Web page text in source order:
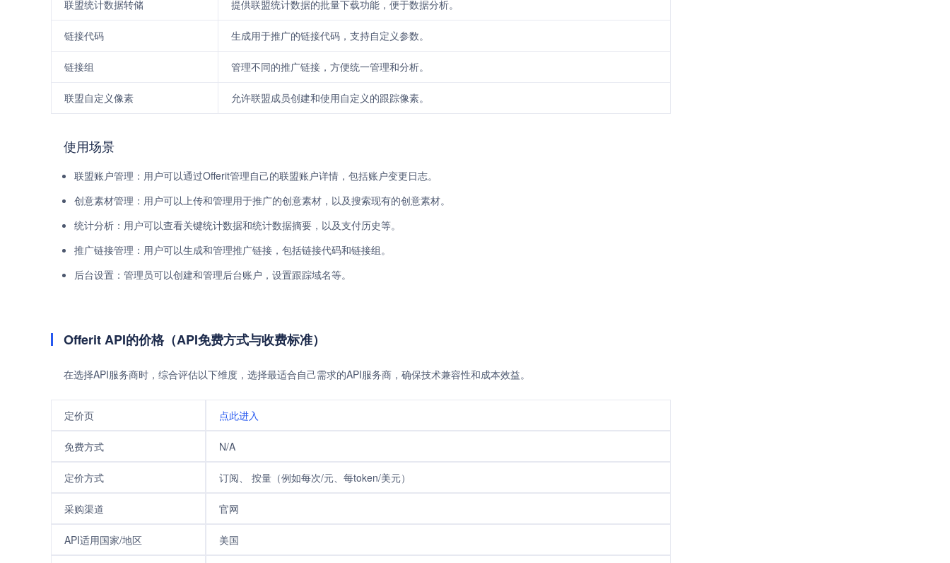
联盟统计数据转储 提供联盟统计数据的批量下载功能，便于数据分析。
链接代码 生成用于推广的链接代码，支持自定义参数。
链接组 管理不同的推广链接，方便统一管理和分析。
联盟自定义像素 允许联盟成员创建和使用自定义的跟踪像素。
使用场景
联盟账户管理：用户可以通过Offerit管理自己的联盟账户详情，包括账户变更日志。
创意素材管理：用户可以上传和管理用于推广的创意素材，以及搜索现有的创意素材。
统计分析：用户可以查看关键统计数据和统计数据摘要，以及支付历史等。
推广链接管理：用户可以生成和管理推广链接，包括链接代码和链接组。
后台设置：管理员可以创建和管理后台账户，设置跟踪域名等。
Offerit API的价格（API免费方式与收费标准）
在选择API服务商时，综合评估以下维度，选择最适合自己需求的API服务商，确保技术兼容性和成本效益。
定价页 点此进入
免费方式 N/A
定价方式 订阅、 按量（例如每次/元、每token/美元）
采购渠道 官网
API适用国家/地区 美国